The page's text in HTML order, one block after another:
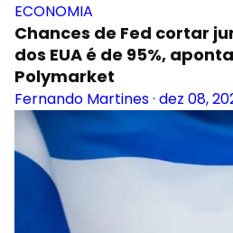
ECONOMIA
Chances de Fed cortar
dos EUA é de 95%,
Polymarket
Fernando Martines· dez 08,